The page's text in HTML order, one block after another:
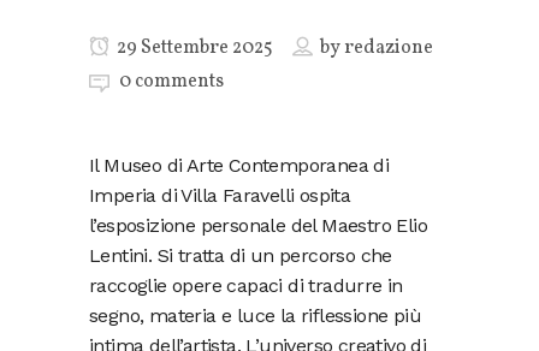
29 Settembre 2025 byredazione
0 comments
Il Museo di Arte Contemporanea di
Imperia di Villa Faravelli ospita
l’esposizione personale del Maestro Elio
Lentini. Si tratta di un percorso che
raccoglie opere capaci di tradurre in
segno, materia e luce la riflessione più
intima dell’artista. L’universo creativo di